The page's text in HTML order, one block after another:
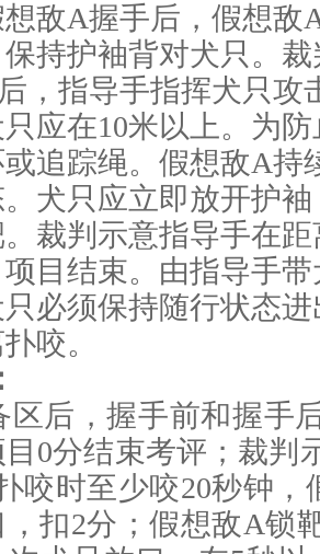
敌A握手后，假想敌
持护袖背对犬只。
，指导手指挥犬只攻
应在10米以上。为
追踪绳。假想敌A持
犬只应立即放开护
裁判示意指导手在距
项目结束。由指导手
必须保持随行状态
咬。
区后，握手前和握手
0分结束考评；裁判
咬时至少咬20秒钟，
扣2分；假想敌A锁